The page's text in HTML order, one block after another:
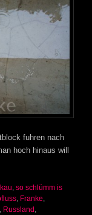
fuhren nach
hoch hinaus will
,so schlümm is
, Franke,
, Russland ,